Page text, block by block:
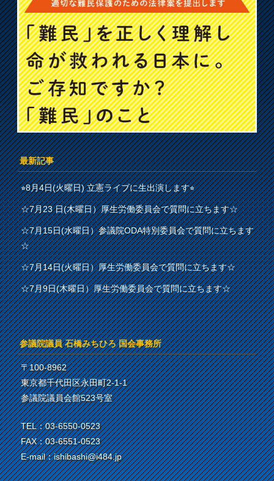
最新記事
⭐︎8月4日(火曜日) 立憲ライブに生出演します⭐︎
☆7月23 日(木曜日）厚生労働委員会で質問に立ちます☆
☆7月15日(水曜日）参議院ODA特別委員会で質問に立ちます
☆
☆7月14日(火曜日）厚生労働委員会で質問に立ちます☆
☆7月9日(木曜日）厚生労働委員会で質問に立ちます☆
参議院議員 石橋みちひろ 国会事務所
〒100-8962
東京都千代田区永田町2-1-1
参議院議員会館523号室
TEL：03-6550-0523
FAX：03-6551-0523
E-mail：ishibashi@i484.jp